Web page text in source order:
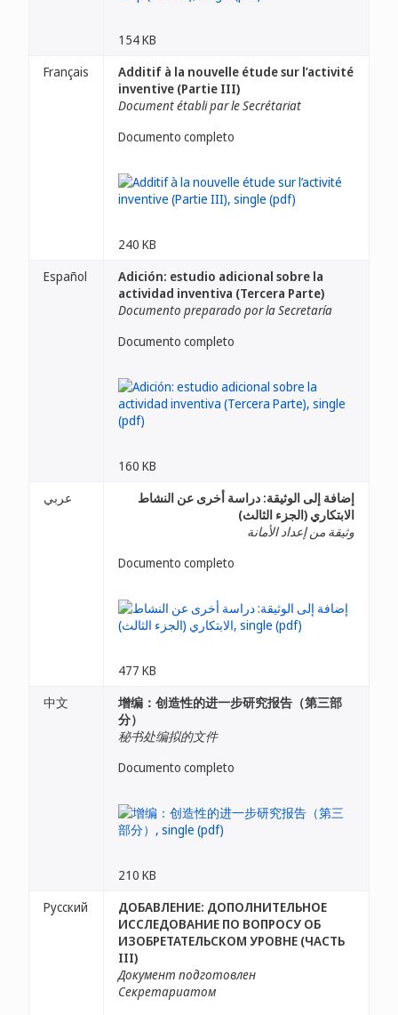
154 KB
Français
Additif à la nouvelle étude sur l’activité
inventive (Partie III)
Document établi par le Secrétariat
Documento completo
240 KB
Español
Adición: estudio adicional sobre la
actividad inventiva (Tercera Parte)
Documento preparado por la Secretaría
Documento completo
160 KB
عربي
إضافة إلى الوثيقة: دراسة أخرى عن النشاط
الابتكاري (الجزء الثالث)
وثيقة من إعداد الأمانة
Documento completo
477 KB
中文
增编：创造性的进一步研究报告（第三部
分）
秘书处编拟的文件
Documento completo
210 KB
Русский
ДОБАВЛЕНИЕ: ДОПОЛНИТЕЛЬНОЕ
ИССЛЕДОВАНИЕ ПО ВОПРОСУ ОБ
ИЗОБРЕТАТЕЛЬСКОМ УРОВНЕ (ЧАСТЬ
III)
Документ подготовлен
Секретариатом